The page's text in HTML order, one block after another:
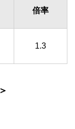
倍率
1.3